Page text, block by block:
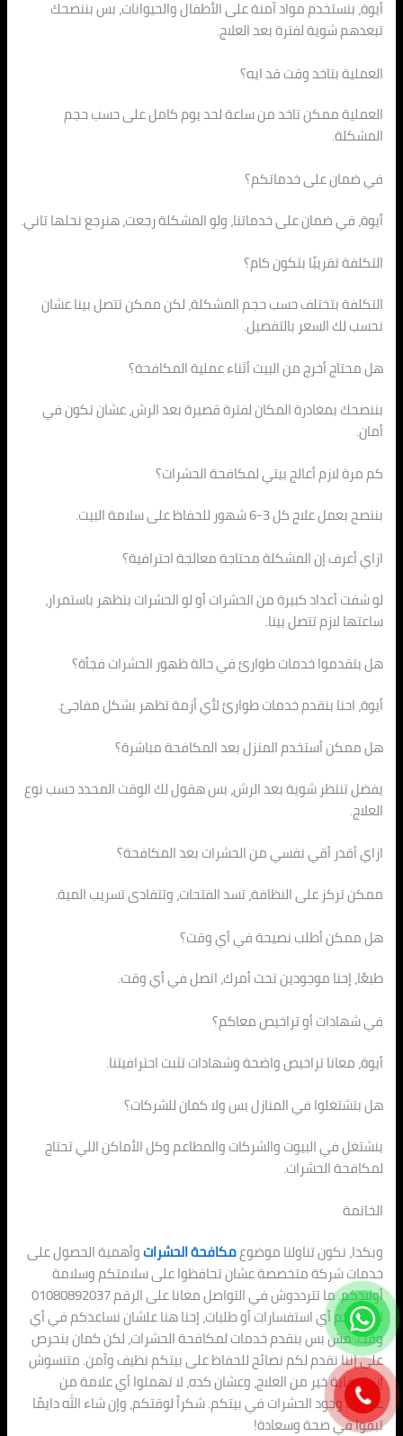
أيوة، بنستخدم مواد آمنة على الأطفال والحيوانات، بس بننصحك
تبعدهم شوية لفترة بعد العلاج.
العملية بتاخد وقت قد ايه؟
العملية ممكن تاخد من ساعة لحد يوم كامل على حسب حجم
المشكلة.
في ضمان على خدماتكم؟
أيوة، في ضمان على خدماتنا، ولو المشكلة رجعت، هنرجع نحلها تاني.
التكلفة تقريبًا بتكون كام؟
التكلفة بتختلف حسب حجم المشكلة، لكن ممكن تتصل بينا عشان
نحسب لك السعر بالتفصيل.
هل محتاج أخرج من البيت أثناء عملية المكافحة؟
بننصحك بمغادرة المكان لفترة قصيرة بعد الرش، عشان تكون في
أمان.
كم مرة لازم أعالج بيتي لمكافحة الحشرات؟
بننصح بعمل علاج كل 3-6 شهور للحفاظ على سلامة البيت.
ازاي أعرف إن المشكلة محتاجة معالجة احترافية؟
لو شفت أعداد كبيرة من الحشرات أو لو الحشرات بتظهر باستمرار،
ساعتها لازم تتصل بينا.
هل بتقدموا خدمات طوارئ في حالة ظهور الحشرات فجأة؟
أيوة، احنا بنقدم خدمات طوارئ لأي أزمة تظهر بشكل مفاجئ.
هل ممكن أستخدم المنزل بعد المكافحة مباشرة؟
يفضل تنتظر شوية بعد الرش، بس هقول لك الوقت المحدد حسب نوع
العلاج.
ازاي أقدر أقي نفسي من الحشرات بعد المكافحة؟
ممكن تركز على النظافة، تسد الفتحات، وتتفادى تسريب المية.
هل ممكن أطلب نصيحة في أي وقت؟
طبعًا، إحنا موجودين تحت أمرك، اتصل في أي وقت.
في شهادات أو تراخيص معاكم؟
أيوة، معانا تراخيص واضحة وشهادات تثبت احترافيتنا.
هل بتشتغلوا في المنازل بس ولا كمان للشركات؟
بنشتغل في البيوت والشركات والمطاعم وكل الأماكن اللي تحتاج
لمكافحة الحشرات.
الخاتمة
وبكدا، نكون تناولنا موضوعمكافحة الحشراتوأهمية الحصول على
خدمات شركة متخصصة عشان تحافظوا على سلامتكم وسلامة
أولادكم. ما تترددوش في التواصل معانا على الرقم 01080892037
لو عندكم أي استفسارات أو طلبات، إحنا هنا علشان نساعدكم في أي
وقت. مش بس بنقدم خدمات لمكافحة الحشرات، لكن كمان بنحرص
على إننا نقدم لكم نصائح للحفاظ على بيتكم نظيف وآمن. متنسوش
إن الوقاية خير من العلاج، وعشان كده، لا تهملوا أي علامة من
علامات وجود الحشرات في بيتكم. شكراً لوقتكم، وإن شاء الله دايمًا
تبقوا في صحة وسعادة!